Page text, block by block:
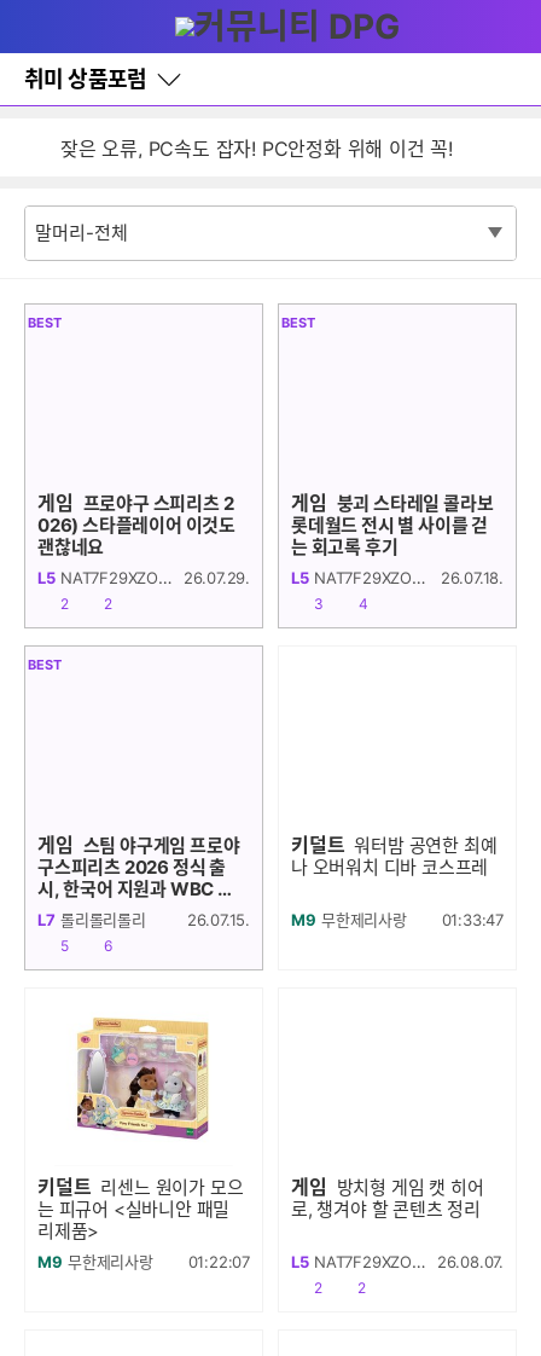
와
홈
취미 상품포럼
바
로
기
어
잦은 오류, PC속도 잡자! PC안정화 위해 이건 꼭!
취미 상품포럼 이용안내
BEST
게임 프로야구 스피리츠 2
026) 스타플레이어 이것도
괜찮네요
L5 NAT7F29XZOPCVM 26.07.29.
공감
2 댓글수
2
BEST
게임 붕괴 스타레일 콜라보
롯데월드 전시 별 사이를 걷
는 회고록 후기
L5 NAT7F29XZOPCVM 26.07.18.
공감
3 4
BEST
게임 스팀 야구게임 프로야
구스피리츠 2026 정식 출
시, 한국어 지원과 WBC 모
드 주목
L7 롤리롤리롤리 26.07.15.
공감
5 댓글수
6
키덜트 워터밤 공연한 최예
나 오버워치 디바 코스프레
M9 무한제리사랑 01:33:47
키덜트 리센느 원이가 모으
는 피규어 <실바니안 패밀
리제품>
M9 무한제리사랑 01:22:07
게임 방치형 게임 캣 히어
로, 챙겨야 할 콘텐츠 정리
L5 NAT7F29XZOPCVM 26.08.07.
공감
2 댓글수
2